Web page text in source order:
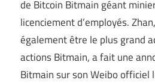
de Bitcoin Bitmain géant
licenciement d’employés.
également être le plus grand
actions Bitmain, a fait une
Bitmain sur son Weibo officiel